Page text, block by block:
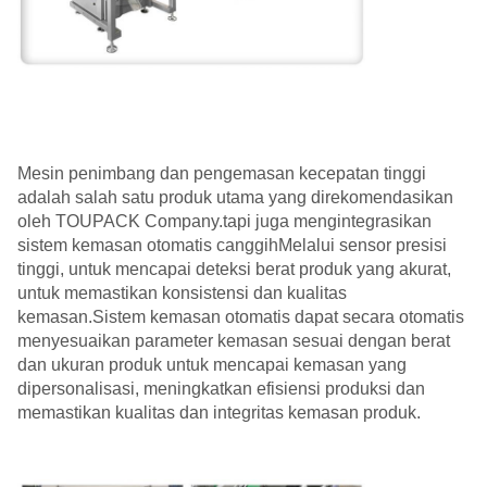
Mesin penimbang dan pengemasan kecepatan tinggi
adalah salah satu produk utama yang direkomendasikan
oleh TOUPACK Company.tapi juga mengintegrasikan
sistem kemasan otomatis canggihMelalui sensor presisi
tinggi, untuk mencapai deteksi berat produk yang akurat,
untuk memastikan konsistensi dan kualitas
kemasan.Sistem kemasan otomatis dapat secara otomatis
menyesuaikan parameter kemasan sesuai dengan berat
dan ukuran produk untuk mencapai kemasan yang
dipersonalisasi, meningkatkan efisiensi produksi dan
memastikan kualitas dan integritas kemasan produk.